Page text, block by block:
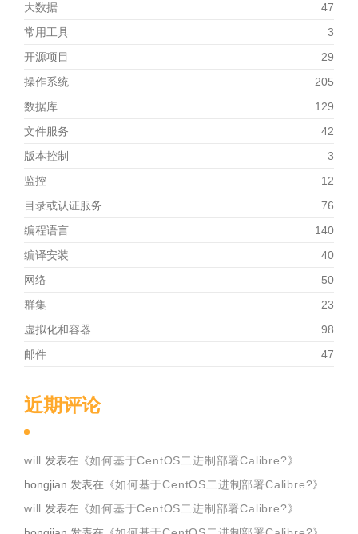
大数据
47
常用工具
3
开源项目
29
操作系统
205
数据库
129
文件服务
42
版本控制
3
监控
12
目录或认证服务
76
编程语言
140
编译安装
40
网络
50
群集
23
虚拟化和容器
98
邮件
47
近期评论
will 发表在《如何基于CentOS二进制部署Calibre?》
hongjian 发表在《如何基于CentOS二进制部署Calibre?》
will 发表在《如何基于CentOS二进制部署Calibre?》